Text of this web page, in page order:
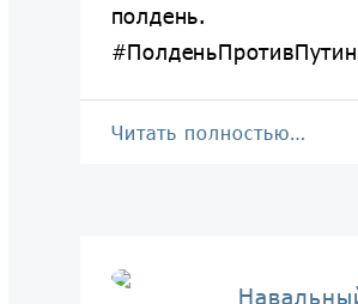
полдень.
Читать полностью…